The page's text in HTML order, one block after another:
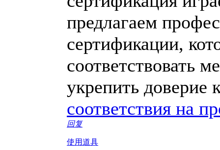
предлагаем
сертификации,
соответствовать
укрепить доверие
соответствия на
回复
使用道具